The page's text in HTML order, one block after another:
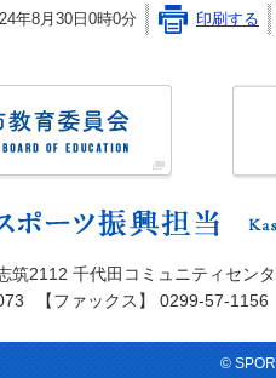
年8月30日0時0分 印刷する
筑2112 千代田コミュニティセン
【ファックス】 0299-57-1156
©